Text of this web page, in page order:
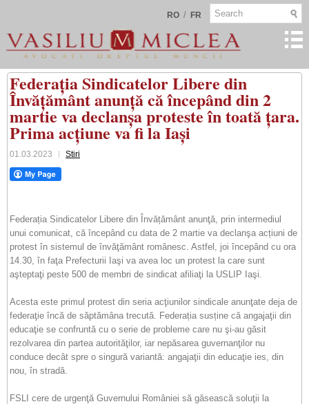
RO / FR
Federația Sindicatelor Libere din
Învățământ anunță că începând din 2
martie va declanșa proteste în toată țara.
Prima acțiune va fi la Iași
01.03.2023 Stiri
Federația Sindicatelor Libere din Învățământ anunţă, prin intermediul
unui comunicat, că începând cu data de 2 martie va declanşa acțiuni de
protest în sistemul de învăţământ românesc. Astfel, joi începând cu ora
14.30, în faţa Prefecturii Iaşi va avea loc un protest la care sunt
aşteptaţi peste 500 de membri de sindicat afiliaţi la USLIP Iaşi.
Acesta este primul protest din seria acţiunilor sindicale anunţate deja de
federaţie încă de săptămâna trecută. Federația susține că angajaţii din
educaţie se confruntă cu o serie de probleme care nu şi-au găsit
rezolvarea din partea autorităţilor, iar nepăsarea guvernanţilor nu
conduce decât spre o singură variantă: angajaţii din educaţie ies, din
nou, în stradă.
FSLI cere de urgenţă Guvernului României să găsească soluţii la